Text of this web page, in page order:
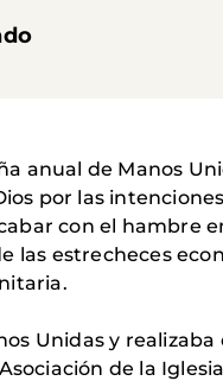
anual de Manos
por las
con el hambre
las estrecheces
Unidas y
de la